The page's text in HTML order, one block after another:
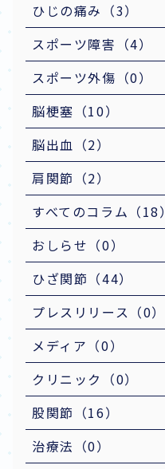
ひじの痛み（3）
スポーツ障害（4）
スポーツ外傷（0）
脳梗塞（10）
脳出血（2）
肩関節（2）
すべてのコラム（18）
おしらせ（0）
ひざ関節（44）
プレスリリース（0）
メディア（0）
クリニック（0）
股関節（16）
治療法（0）